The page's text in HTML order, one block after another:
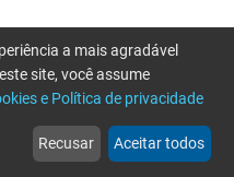
web
Notícias
more_horiz
Mais
a mais agradável
site, você assume
e Política de privacidade
Recusar Aceitar todos
tente novamente